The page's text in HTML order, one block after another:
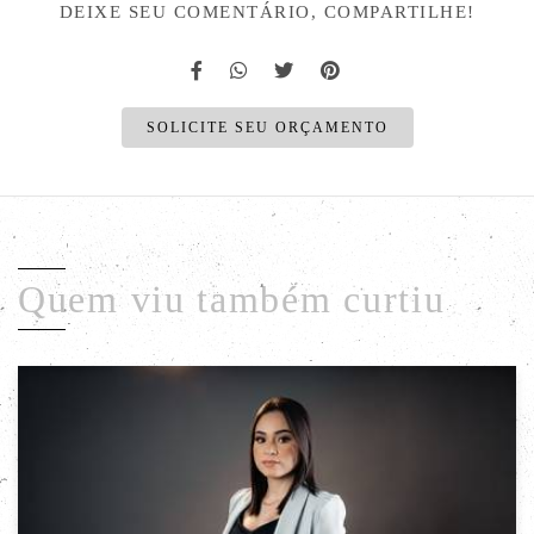
DEIXE SEU COMENTÁRIO, COMPARTILHE!
SOLICITE SEU ORÇAMENTO
Quem viu também curtiu